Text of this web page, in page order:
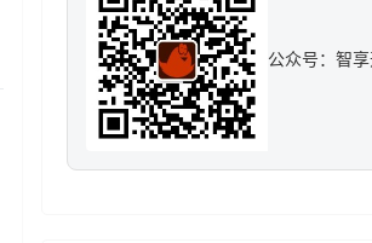
公众号：智